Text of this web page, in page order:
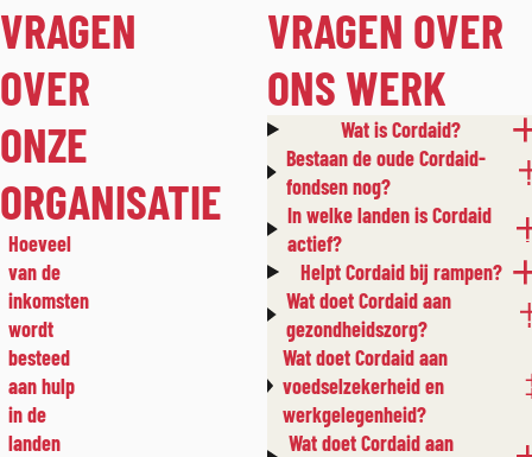
VRAGEN
OVER
ONZE
ORGANISATIE
Hoeveel
van de
inkomsten
wordt
besteed
aan hulp
in de
landen
VRAGEN OVER
ONS WERK
Wat is Cordaid?
Bestaan de oude Cordaid-
fondsen nog?
In welke landen is Cordaid
actief?
Helpt Cordaid bij rampen?
Wat doet Cordaid aan
gezondheidszorg?
Wat doet Cordaid aan
voedselzekerheid en
werkgelegenheid?
Wat doet Cordaid aan